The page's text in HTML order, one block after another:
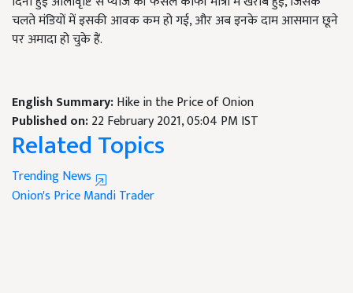
चलते मंडियों में इसकी आवक कम हो गई, और अब इनके दाम आसमान छूने
पर अमादा हो चुके हैं.
English Summary:Hike in the Price of Onion
Published on:22 February 2021, 05:04 PM IST
Related Topics
Trending News
Onion's PriceMandiTrader